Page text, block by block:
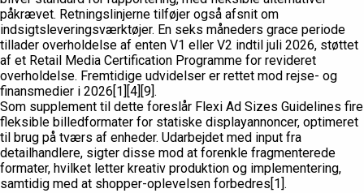
påkrævet. Retningslinjerne tilføjer også afsnit om
indsigtsleveringsværktøjer. En seks måneders grace periode
tillader overholdelse af enten V1 eller V2 indtil juli 2026, støttet
af et Retail Media Certification Programme for revideret
overholdelse. Fremtidige udvidelser er rettet mod rejse- og
finansmedier i 2026[1][4][9].
Som supplement til dette foreslår Flexi Ad Sizes Guidelines fire
fleksible billedformater for statiske displayannoncer, optimeret
til brug på tværs af enheder. Udarbejdet med input fra
detailhandlere, sigter disse mod at forenkle fragmenterede
formater, hvilket letter kreativ produktion og implementering,
samtidig med at shopper-oplevelsen forbedres[1].